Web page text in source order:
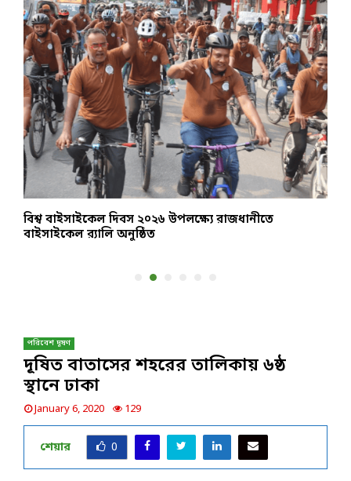
বিশ্ব বাইসাইকেল দিবস ২০২৬ উপলক্ষ্যে রাজধানীতে
বাইসাইকেল র‌্যালি অনুষ্ঠিত
পরিবেশ দূষণ
দূষিত বাতাসের শহরের তালিকায় ৬ষ্ঠ
স্থানে ঢাকা
January 6, 2020 129
শেয়ার 0